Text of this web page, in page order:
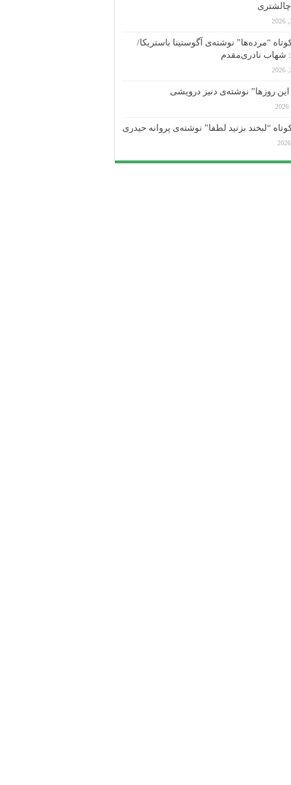
“مرده‌ها” نوشته‌ی آگوستینا باستریکا/
شهاب نادری‌مقدم
روزها” نوشته‌ی دنیز درویشی
“لبخند بزنید لطفا” نوشته‌ی پروانه حیدری